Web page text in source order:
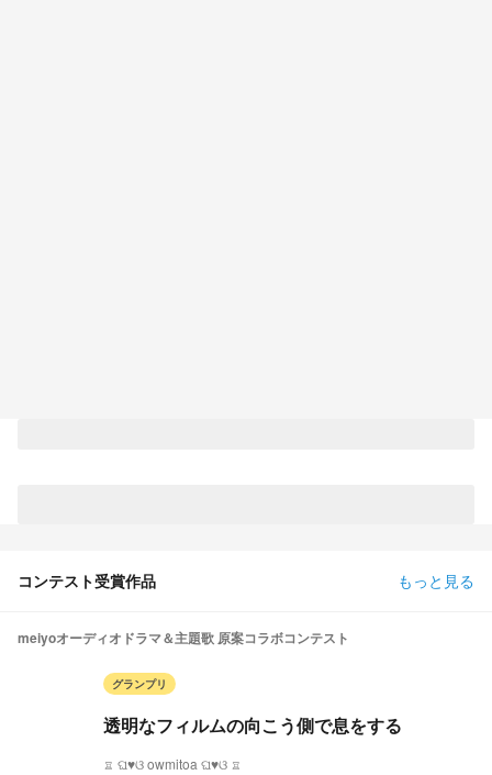
コンテスト受賞作品 もっと見る
meiyoオーディオドラマ＆主題歌 原案コラボコンテスト
グランプリ
透明なフィルムの向こう側で息をする
♖ ଘ♥ଓ owmitoa ଘ♥ଓ ♖